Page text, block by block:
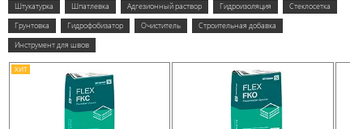
Штукатурка
Шпатлевка Адгезионный раствор Гидроизоляция
Стеклосетка
Грунтовка
Гидрофобизатор Очиститель
Строительная добавка
Инструмент для швов
ХИТ